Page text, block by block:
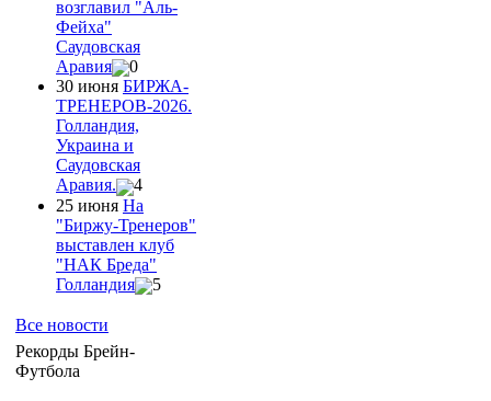
возглавил "Аль-
Фейха"
Саудовская
Аравия
0
30 июня БИРЖА-
ТРЕНЕРОВ-2026.
Голландия,
Украина и
Саудовская
Аравия.
4
25 июня На
"Биржу-Тренеров"
выставлен клуб
"НАК Бреда"
Голландия
5
Все новости
Рекорды Брейн-
Футбола